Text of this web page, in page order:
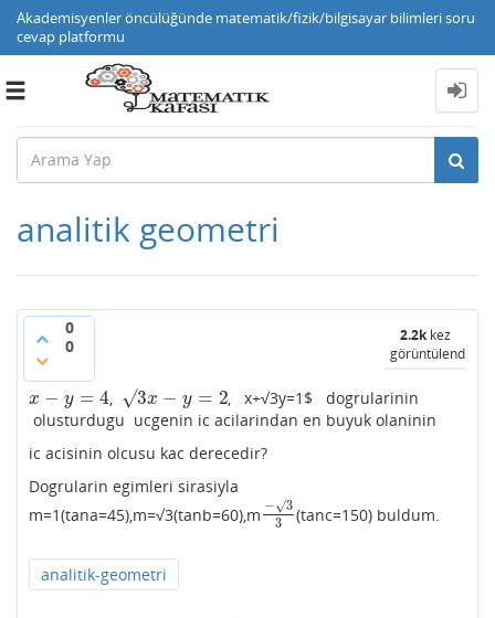
Akademisyenler öncülüğünde matematik/fizik/bilgisayar bilimleri soru
cevap platformu
Toggle
analitik geometri
0
0
2.2kkez
görüntülendi
x − y = 4
x− y= 4 , √3x − y = 2
√3x−y=2
, x+√3y=1$ dogrularinin
olusturdugu ucgenin ic acilarindan en buyuk olaninin
ic acisinin olcusu kac derecedir?
Dogrularin egimleri sirasiyla
m=1(tana=45),m=√3(tanb=60),m −√3
3
−√33(tanc=150) buldum.
analitik-geometri